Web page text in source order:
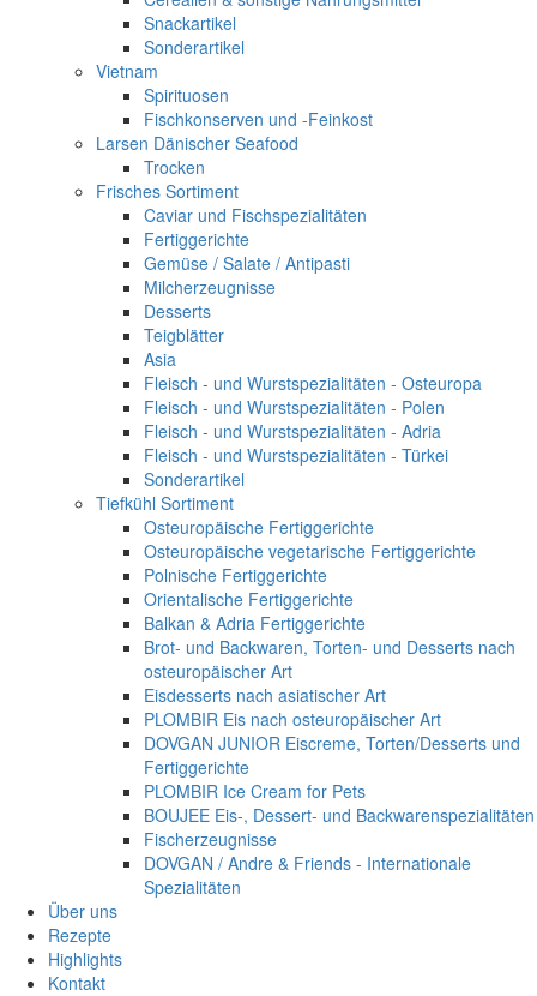
Snackartikel
Sonderartikel
Vietnam
Spirituosen
Fischkonserven und -Feinkost
Larsen Dänischer Seafood
Trocken
Frisches Sortiment
Caviar und Fischspezialitäten
Fertiggerichte
Gemüse / Salate / Antipasti
Milcherzeugnisse
Desserts
Teigblätter
Asia
Fleisch - und Wurstspezialitäten - Osteuropa
Fleisch - und Wurstspezialitäten - Polen
Fleisch - und Wurstspezialitäten - Adria
Fleisch - und Wurstspezialitäten - Türkei
Sonderartikel
Tiefkühl Sortiment
Osteuropäische Fertiggerichte
Osteuropäische vegetarische Fertiggerichte
Polnische Fertiggerichte
Orientalische Fertiggerichte
Balkan & Adria Fertiggerichte
Brot- und Backwaren, Torten- und Desserts nach
osteuropäischer Art
Eisdesserts nach asiatischer Art
PLOMBIR Eis nach osteuropäischer Art
DOVGAN JUNIOR Eiscreme, Torten/Desserts und
Fertiggerichte
PLOMBIR Ice Cream for Pets
BOUJEE Eis-, Dessert- und Backwarenspezialitäten
Fischerzeugnisse
DOVGAN / Andre & Friends - Internationale
Spezialitäten
Über uns
Rezepte
Highlights
Kontakt